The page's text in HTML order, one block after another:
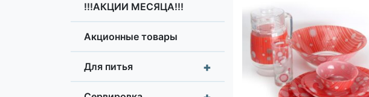
!!!АКЦИИ МЕСЯЦА!!!
Акционные товары
+
Для питья